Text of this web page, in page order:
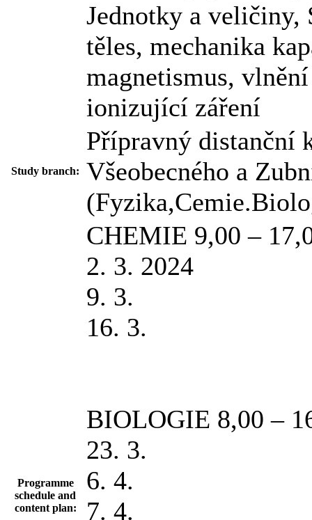
Jednotky a veličiny,
těles, mechanika
magnetismus,
ionizující záření
Study branch:
Přípravný distanční
Všeobecného a
Programme
schedule and
content plan:
CHEMIE 9,00 –
2. 3. 2024
9. 3.
16. 3.
BIOLOGIE 8,00 –
23. 3.
6. 4.
7. 4.